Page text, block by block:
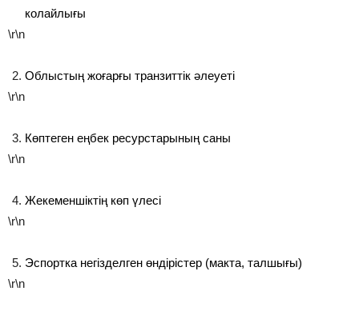
колайлығы
\r\n
Облыстың жоғарғы транзиттік әлеуеті
\r\n
Көптеген еңбек ресурстарының саны
\r\n
Жекеменшіктің көп үлесі
\r\n
Эспортка негізделген өндірістер (макта, талшығы)
\r\n